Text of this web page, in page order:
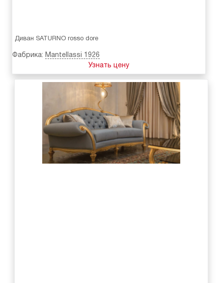
Диван SATURNO rosso dore
Фабрика: Mantellassi 1926
Узнать цену